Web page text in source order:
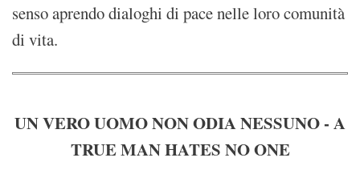
senso aprendo dialoghi di pace nelle loro comunità
di vita.
UN VERO UOMO NON ODIA NESSUNO - A
TRUE MAN HATES NO ONE